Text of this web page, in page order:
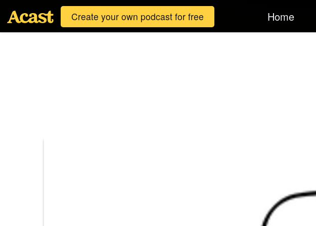
Create your own podcast for free Home